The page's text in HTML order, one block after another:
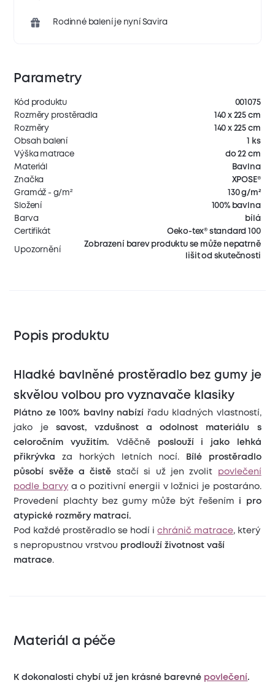
Rodinné balení je nyní Savira
Parametry
Kód produktu
001075
Rozměry prostěradla
140 x 225 cm
Rozměry
140 x 225 cm
Obsah balení
1 ks
Výška matrace
do 22 cm
Materiál
Bavlna
Značka
XPOSE®
Gramáž - g/m²
130 g/m²
Složení
100% bavlna
Barva
bílá
Certifikát
Oeko-tex® standard 100
Upozornění
Zobrazení barev produktu se může nepatrně
lišit od skutečnosti
Popis produktu
Hladké bavlněné prostěradlo bez gumy je
skvělou volbou pro vyznavače klasiky
Plátno ze 100% bavlny nabízí
řadu kladných vlastností,
jako je savost, vzdušnost a odolnost materiálu s
celoročním využitím. Vděčněposlouží i jako lehká
přikrývka
za horkých letních nocí.
Bílé prostěradlo
působí svěže a čistě
stačí si už jen zvolit
povlečení
podle barvy a o pozitivní energii v ložnici je postaráno.
Provedení plachty bez gumy může být řešením
i pro
atypické rozměry matrací.
Pod každé prostěradlo se hodí ichránič matrace, který
s nepropustnou vrstvou prodlouží životnost vaší
matrace.
Materiál a péče
K dokonalosti chybí už jen krásné barevné povlečení .